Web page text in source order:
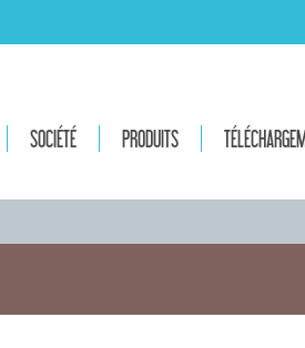
SOCIÉTÉ PRODUITS